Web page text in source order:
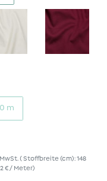
m
( Stoffbreite (cm): 148
€ / Meter)